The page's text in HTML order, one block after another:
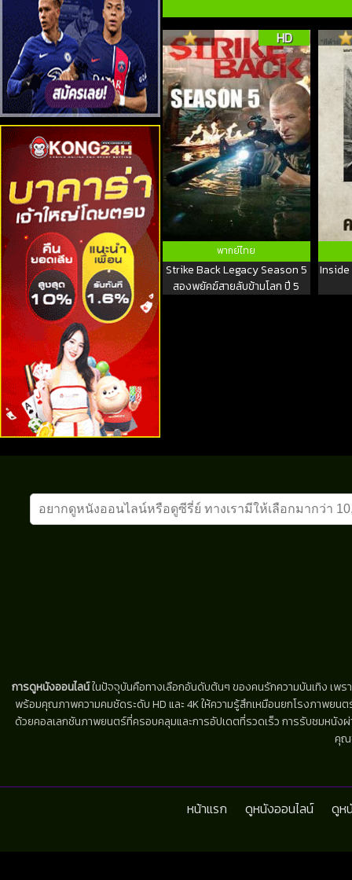
HD
พากย์ไทย
Strike Back Legacy Season 5
สองพยัคฆ์สายลับข้ามโลก ปี 5
Inside
การดูหนังออนไลน์ในปัจจุบันคือทางเลือกอันดับต้นๆ ของคนรักความบันเทิง เพร
พร้อมคุณภาพความคมชัดระดับ HD และ 4K ให้ความรู้สึกเหมือนยกโรงภาพยน
ด้วยคอลเลกชันภาพยนตร์ที่ครอบคลุมและการอัปเดตที่รวดเร็ว การรับชมหนัง
คุณ
หน้าแรก ดูหนังออนไลน์ ดูห